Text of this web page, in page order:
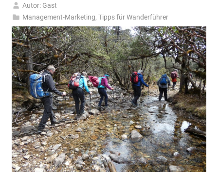
5.
Juni
2025
Autor: Gast
Management-Marketing,Tipps für Wanderführer